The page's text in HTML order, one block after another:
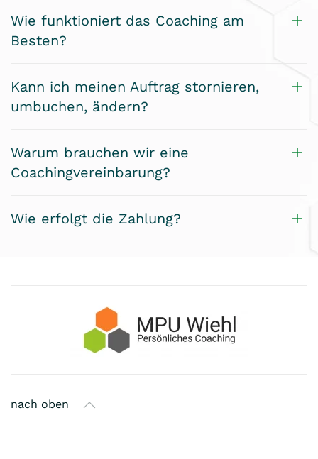
Wie funktioniert das Coaching am
Besten?
Kann ich meinen Auftrag stornieren,
umbuchen, ändern?
Warum brauchen wir eine
Coachingvereinbarung?
Wie erfolgt die Zahlung?
nach oben